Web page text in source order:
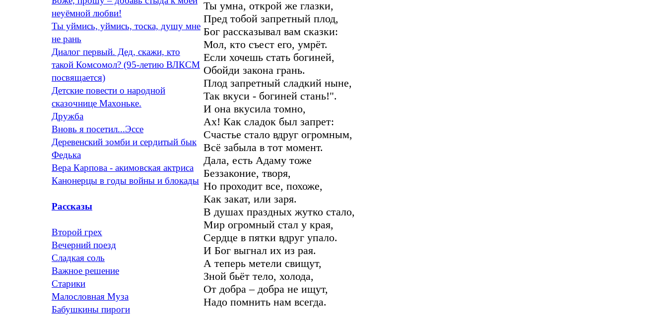
неуёмной любви!
Ты уймись, уймись, тоска, душу мне
не рань
Диалог первый. Дед, скажи, кто
такой Комсомол? (95-летию ВЛКСМ
посвящается)
Детские повести о народной
сказочнице Махоньке.
Дружба
Вновь я посетил...Эссе
Деревенский зомби и сердитый бык
Федька
Вера Карпова - акимовская актриса
Канонерцы в годы войны и блокады
Рассказы
Второй грех
Вечерний поезд
Сладкая соль
Важное решение
Старики
Малословная Муза
Бабушкины пироги
Ты умна, открой же глазки,
Пред тобой запретный плод,
Бог рассказывал вам сказки:
Мол, кто съест его, умрёт.
Если хочешь стать богиней,
Обойди закона грань.
Плод запретный сладкий ныне,
Так вкуси - богиней стань!".
И она вкусила томно,
Ах! Как сладок был запрет:
Счастье стало вдруг огромным,
Всё забыла в тот момент.
Дала, есть Адаму тоже
Беззаконие, творя,
Но проходит все, похоже,
Как закат, или заря.
В душах праздных жутко стало,
Мир огромный стал у края,
Сердце в пятки вдруг упало.
И Бог выгнал их из рая.
А теперь метели свищут,
Зной бьёт тело, холода,
От добра – добра не ищут,
Надо помнить нам всегда.